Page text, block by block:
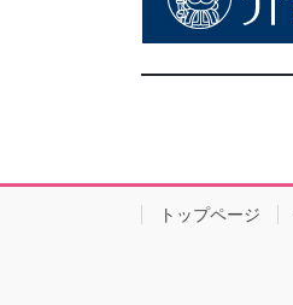
トップページ